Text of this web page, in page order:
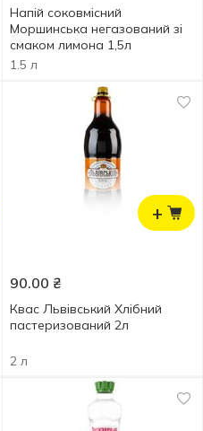
Напій соковмісний
Моршинська негазований зі
смаком лимона 1,5л
1.5 л
+
90.00 ₴
Квас Львівський Хлібний
пастеризований 2л
2 л